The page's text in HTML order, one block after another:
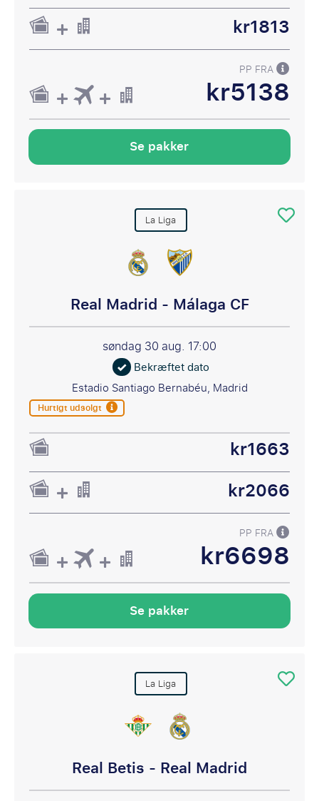
kr1813
PP FRA
kr5138
Se pakker
La Liga
Real Madrid - Málaga CF
søndag 30 aug. 17:00
Bekræftet dato
Estadio Santiago Bernabéu, Madrid
Hurtigt udsolgt
kr1663
kr2066
PP FRA
kr6698
Se pakker
La Liga
Real Betis - Real Madrid